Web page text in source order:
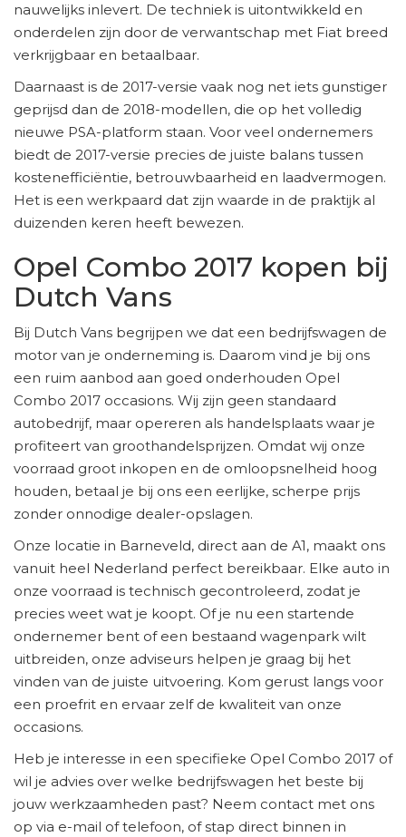
nauwelijks inlevert. De techniek is uitontwikkeld en
onderdelen zijn door de verwantschap met Fiat breed
verkrijgbaar en betaalbaar.
Daarnaast is de 2017-versie vaak nog net iets gunstiger
geprijsd dan de 2018-modellen, die op het volledig
nieuwe PSA-platform staan. Voor veel ondernemers
biedt de 2017-versie precies de juiste balans tussen
kostenefficiëntie, betrouwbaarheid en laadvermogen.
Het is een werkpaard dat zijn waarde in de praktijk al
duizenden keren heeft bewezen.
Opel Combo 2017 kopen bij
Dutch Vans
Bij Dutch Vans begrijpen we dat een bedrijfswagen de
motor van je onderneming is. Daarom vind je bij ons
een ruim aanbod aan goed onderhouden Opel
Combo 2017 occasions. Wij zijn geen standaard
autobedrijf, maar opereren als handelsplaats waar je
profiteert van groothandelsprijzen. Omdat wij onze
voorraad groot inkopen en de omloopsnelheid hoog
houden, betaal je bij ons een eerlijke, scherpe prijs
zonder onnodige dealer-opslagen.
Onze locatie in Barneveld, direct aan de A1, maakt ons
vanuit heel Nederland perfect bereikbaar. Elke auto in
onze voorraad is technisch gecontroleerd, zodat je
precies weet wat je koopt. Of je nu een startende
ondernemer bent of een bestaand wagenpark wilt
uitbreiden, onze adviseurs helpen je graag bij het
vinden van de juiste uitvoering. Kom gerust langs voor
een proefrit en ervaar zelf de kwaliteit van onze
occasions.
Heb je interesse in een specifieke Opel Combo 2017 of
wil je advies over welke bedrijfswagen het beste bij
jouw werkzaamheden past? Neem contact met ons
op via e-mail of telefoon, of stap direct binnen in